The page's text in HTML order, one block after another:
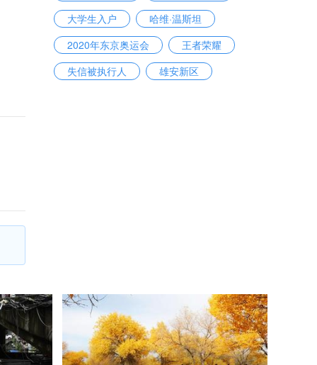
大学生入户
哈维·温斯坦
2020年东京奥运会
王者荣耀
失信被执行人
雄安新区